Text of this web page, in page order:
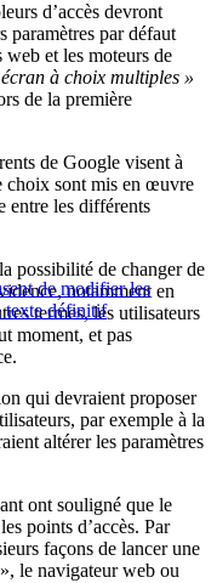
d’accès devront
paramètres par défaut
web et les moteurs de
à choix multiples »
de la première
de Google visent à
choix sont mis en œuvre
entre les différents
de modifier les
texte définitif
possibilité de changer de
notamment en
termes, les utilisateurs
moment, et pas
qui devraient proposer
par exemple à la
altérer les paramètres
ont souligné que le
points d’accès. Par
façons de lancer une
le navigateur web ou